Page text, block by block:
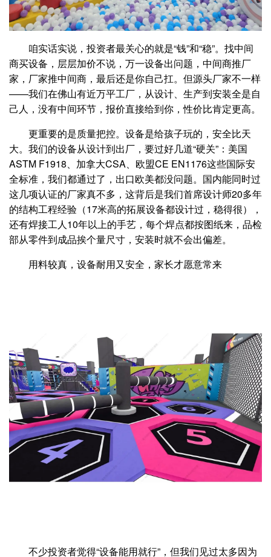
咱实话实说，投资者最关心的就是“钱”和“稳”。找中间
商买设备，层层加价不说，万一设备出问题，中间商推厂
家，厂家推中间商，最后还是你自己扛。但源头厂家不一样
——我们在佛山有近万平工厂，从设计、生产到安装全是自
己人，没有中间环节，报价直接给到你，性价比肯定更高。
更重要的是质量把控。设备是给孩子玩的，安全比天
大。我们的设备从设计到出厂，要过好几道“硬关”：美国
ASTM F1918、加拿大CSA、欧盟CE EN1176这些国际安
全标准，我们都通过了，出口欧美都没问题。国内能同时过
这几项认证的厂家真不多，这背后是我们首席设计师20多年
的结构工程经验（17米高的拓展设备都设计过，稳得很），
还有焊接工人10年以上的手艺，每个焊点都按图纸来，品检
部从零件到成品挨个量尺寸，安装时就不会出偏差。
用料较真，设备耐用又安全，家长才愿意常来
不少投资者觉得“设备能用就行”，但我们见过太多因为